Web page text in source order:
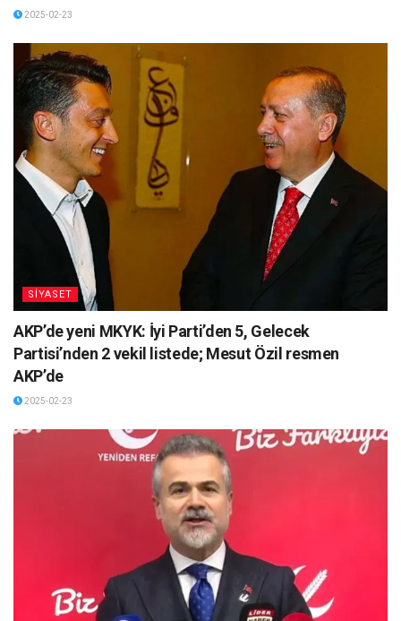
2025-02-23
SİYASET
AKP’de yeni MKYK: İyi Parti’den 5, Gelecek
Partisi’nden 2 vekil listede; Mesut Özil resmen
AKP’de
2025-02-23